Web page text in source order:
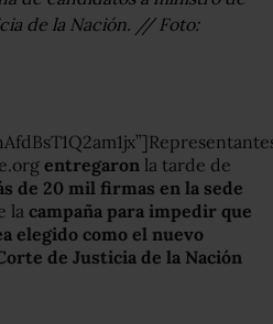
de la Nación. // Foto:
entregaron la tarde de
de 20 mil firmas en la sede
la campaña para impedir que
elegido como el nuevo
de Justicia de la Nación